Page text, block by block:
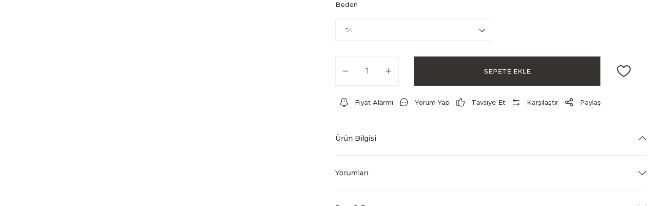
Beden
SEPETE EKLE
Fiyat Alarmı Yorum Yap Tavsiye Et Karşılaştır Paylaş
Ürün Bilgisi
Yorumları